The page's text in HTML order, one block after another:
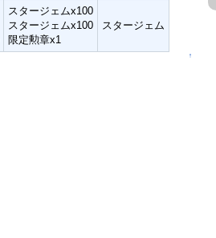
スタージェムx100
スタージェムx100
限定勲章x1
スタージェム
↑